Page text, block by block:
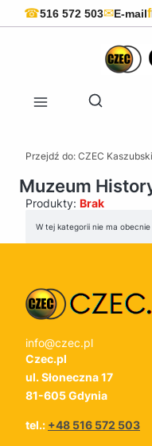
☎516 572 503✉E-mailf
Otwórz
Przejdź do: CZEC Kaszubskie Książki i
Muzeum
Produkty: Brak
Lista produktów
W tej kategorii nie ma
info@czec.pl
Czec.pl
ul. Słoneczna 17
81-605 Gdynia
tel.: +48 516 572 503